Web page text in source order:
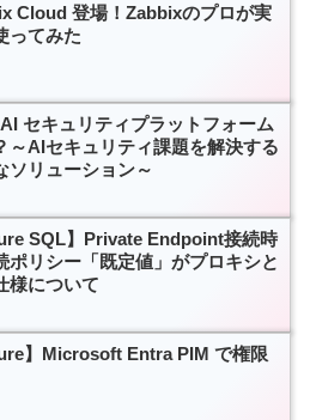
Cloud 登場！Zabbixのプロが実
ってみた
セキュリティプラットフォーム
～AIセキュリティ課題を解決する
ソリューション～
SQL】Private Endpoint接続時
ポリシー「既定値」がプロキシと
様について
】Microsoft Entra PIM で権限